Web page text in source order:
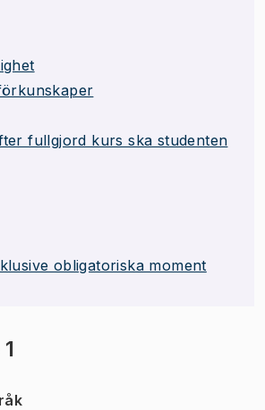
fullgjord kurs ska studenten
obligatoriska moment